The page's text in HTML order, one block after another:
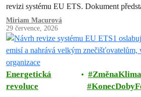
revizi systému EU ETS. Dokument
zachovat a posílit systém…
Miriam Macurová
29 července, 2026
Energetická
revoluce